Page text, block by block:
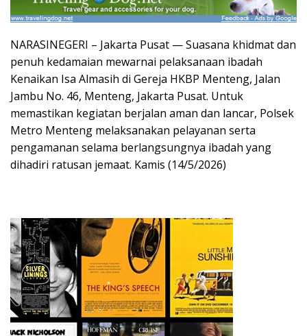
NARASINEGERI – Jakarta Pusat — Suasana khidmat dan
penuh kedamaian mewarnai pelaksanaan ibadah
Kenaikan Isa Almasih di Gereja HKBP Menteng, Jalan
Jambu No. 46, Menteng, Jakarta Pusat. Untuk
memastikan kegiatan berjalan aman dan lancar, Polsek
Metro Menteng melaksanakan pelayanan serta
pengamanan selama berlangsungnya ibadah yang
dihadiri ratusan jemaat. Kamis (14/5/2026)